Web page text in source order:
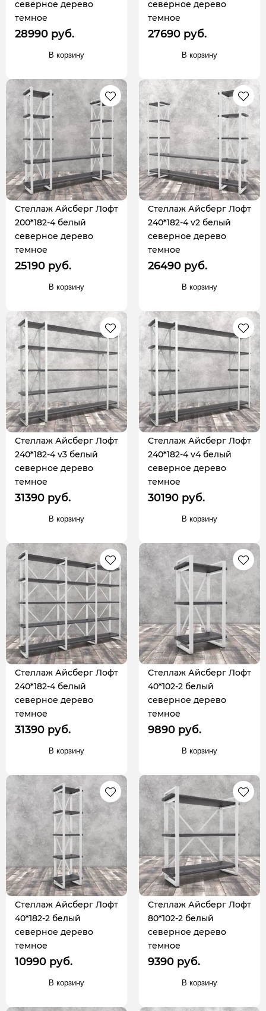
северное дерево
темное
28990 руб.
В корзину
северное дерево
темное
27690 руб.
В корзину
Стеллаж Айсберг Лофт
200*182-4 белый
северное дерево
темное
25190 руб.
В корзину
Стеллаж Айсберг Лофт
240*182-4 v2 белый
северное дерево
темное
26490 руб.
В корзину
Стеллаж Айсберг Лофт
240*182-4 v3 белый
северное дерево
темное
31390 руб.
В корзину
Стеллаж Айсберг Лофт
240*182-4 v4 белый
северное дерево
темное
30190 руб.
В корзину
Стеллаж Айсберг Лофт
240*182-4 белый
северное дерево
темное
31390 руб.
В корзину
Стеллаж Айсберг Лофт
40*102-2 белый
северное дерево
темное
9890 руб.
В корзину
Стеллаж Айсберг Лофт
40*182-2 белый
северное дерево
темное
10990 руб.
В корзину
Стеллаж Айсберг Лофт
80*102-2 белый
северное дерево
темное
9390 руб.
В корзину